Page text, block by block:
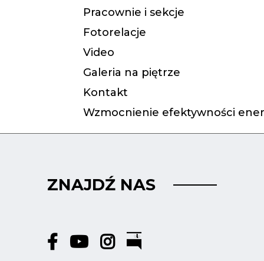
Pracownie i sekcje
Fotorelacje
Video
Galeria na piętrze
Kontakt
Wzmocnienie efektywności
ZNAJDŹ NAS